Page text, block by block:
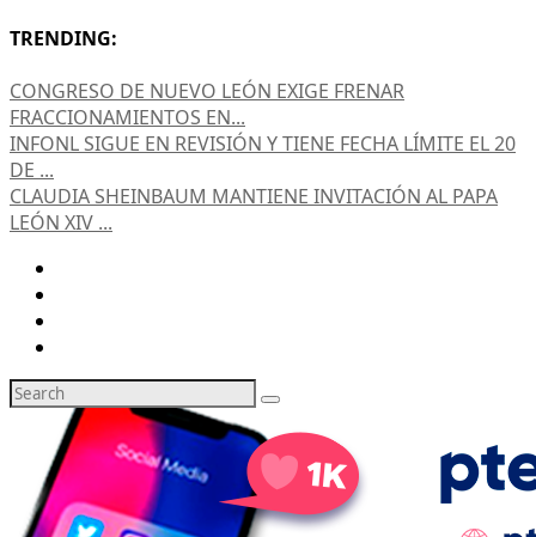
TRENDING:
CONGRESO DE NUEVO LEÓN EXIGE FRENAR
FRACCIONAMIENTOS EN...
INFONL SIGUE EN REVISIÓN Y TIENE FECHA LÍMITE EL 20
DE ...
CLAUDIA SHEINBAUM MANTIENE INVITACIÓN AL PAPA
LEÓN XIV ...